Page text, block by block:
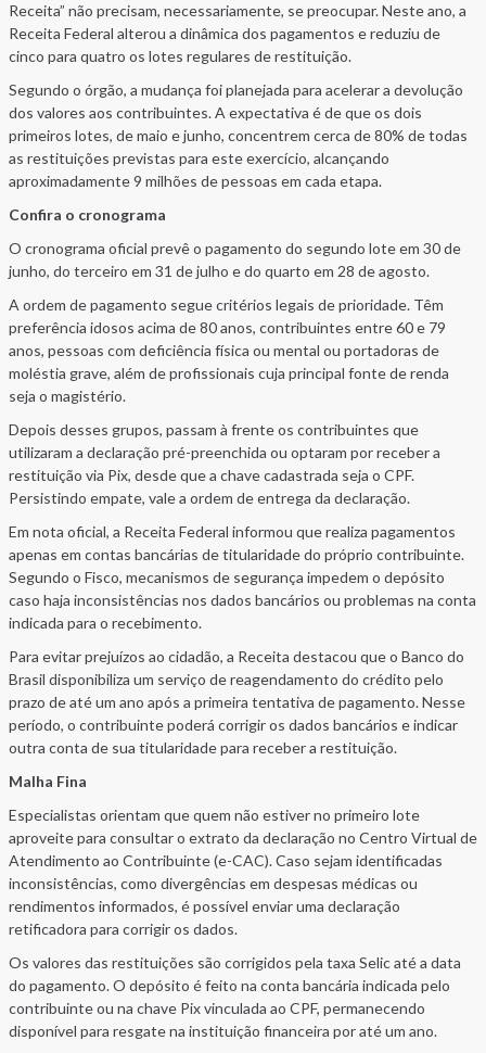
Receita” não precisam, necessariamente, se preocupar. Neste ano, a
Receita Federal alterou a dinâmica dos pagamentos e reduziu de
cinco para quatro os lotes regulares de restituição.
Segundo o órgão, a mudança foi planejada para acelerar a devolução
dos valores aos contribuintes. A expectativa é de que os dois
primeiros lotes, de maio e junho, concentrem cerca de 80% de todas
as restituições previstas para este exercício, alcançando
aproximadamente 9 milhões de pessoas em cada etapa.
Confira o cronograma
O cronograma oficial prevê o pagamento do segundo lote em 30 de
junho, do terceiro em 31 de julho e do quarto em 28 de agosto.
A ordem de pagamento segue critérios legais de prioridade. Têm
preferência idosos acima de 80 anos, contribuintes entre 60 e 79
anos, pessoas com deficiência física ou mental ou portadoras de
moléstia grave, além de profissionais cuja principal fonte de renda
seja o magistério.
Depois desses grupos, passam à frente os contribuintes que
utilizaram a declaração pré-preenchida ou optaram por receber a
restituição via Pix, desde que a chave cadastrada seja o CPF.
Persistindo empate, vale a ordem de entrega da declaração.
Em nota oficial, a Receita Federal informou que realiza pagamentos
apenas em contas bancárias de titularidade do próprio contribuinte.
Segundo o Fisco, mecanismos de segurança impedem o depósito
caso haja inconsistências nos dados bancários ou problemas na conta
indicada para o recebimento.
Para evitar prejuízos ao cidadão, a Receita destacou que o Banco do
Brasil disponibiliza um serviço de reagendamento do crédito pelo
prazo de até um ano após a primeira tentativa de pagamento. Nesse
período, o contribuinte poderá corrigir os dados bancários e indicar
outra conta de sua titularidade para receber a restituição.
Malha Fina
Especialistas orientam que quem não estiver no primeiro lote
aproveite para consultar o extrato da declaração no Centro Virtual de
Atendimento ao Contribuinte (e-CAC). Caso sejam identificadas
inconsistências, como divergências em despesas médicas ou
rendimentos informados, é possível enviar uma declaração
retificadora para corrigir os dados.
Os valores das restituições são corrigidos pela taxa Selic até a data
do pagamento. O depósito é feito na conta bancária indicada pelo
contribuinte ou na chave Pix vinculada ao CPF, permanecendo
disponível para resgate na instituição financeira por até um ano.